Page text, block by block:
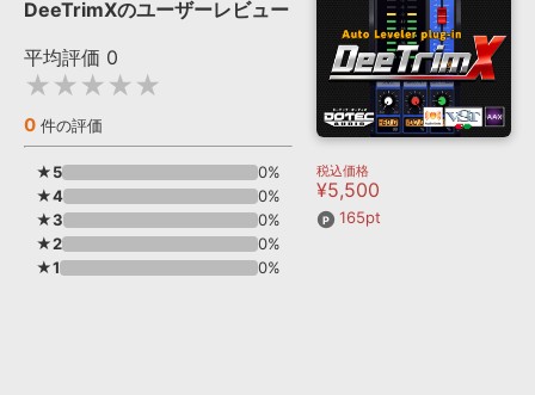
プラグイン・エフェクト »
サンプルパック »
ソフトウェア／ツール »
DAW »
キャンペーン »
特集 »
ニュースレター »
SONICWIREブログ »
製品サポート情報 »
DTMガイド » 音楽カード
VIENNA
EZ DRUMMER 3 SERUM
ライセンスフリーBGM
サンプルパックを試そう
ボーカル抜き出し
DUBSTEP
ELECTRONICA
MUTANT
ROUTER.FM
ソフト音源 プラグイン・エフェクト
DAW 効果音
カテゴリ
メーカー
ランキング
DeeTrimXのユーザーレビュー
平均評価 0
★★★★★
0 件の評価
★5
0%
★4
0%
★3
0%
★2
0%
★1
0%
税込価格
¥5,500
165pt